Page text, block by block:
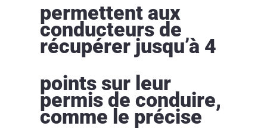
permettent aux
conducteurs de
récupérer jusqu’à 4
points sur leur
permis de conduire,
comme le précise